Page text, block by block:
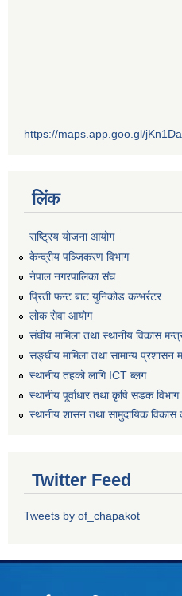
https://maps.app.goo.gl/
लिंक
राष्ट्रिय योजना आयोग
केन्द्रीय पञ्जिकरण विभाग
नेपाल नगरपालिका संघ
प्रिती फन्ट बाट युनिकोड कन्भर्रटर
लोक सेवा आयोग
संघीय मामिला तथा स्थानीय विकास
सङ्घीय मामिला तथा सामान्य प्रशासन
स्थानीय तहको लागि ICT ब्लग
स्थानीय पूर्वाधार तथा कृषि सडक विभाग
स्थानीय शासन तथा सामुदायिक विकास
Twitter Feed
Tweets by of_chapakot